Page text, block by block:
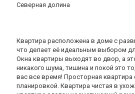
Северная долина
Квартира расположена в доме с
что делает её идеальным выбором
Окна квартиры выходят во двор, а
никакого шума, тишина и покой это
вас все время! Просторная квартира
планировкой. Квартира чистая в